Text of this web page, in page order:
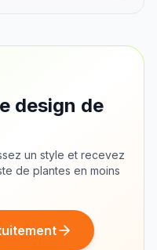
design de
un style et recevez
de plantes en moins